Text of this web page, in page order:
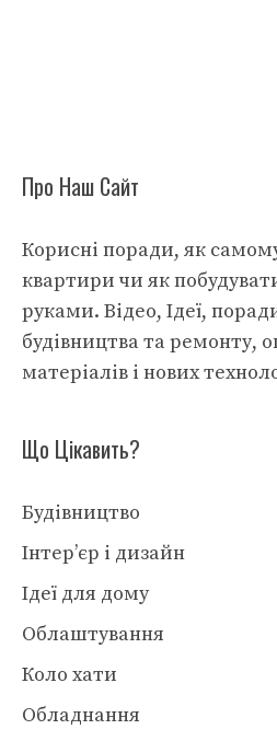
Про Наш Сайт
Корисні поради, як
квартири чи як
руками. Відео, Ідеї,
будівництва та ремонту,
матеріалів і нових
Що Цікавить?
Будівництво
Інтер’єр і дизайн
Ідеї для дому
Облаштування
Коло хати
Обладнання